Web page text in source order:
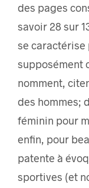
des pages
savoir 28 sur
se caractérise
supposément
nomment,
des hommes;
féminin pour
enfin, pour
patente à
sportives (et